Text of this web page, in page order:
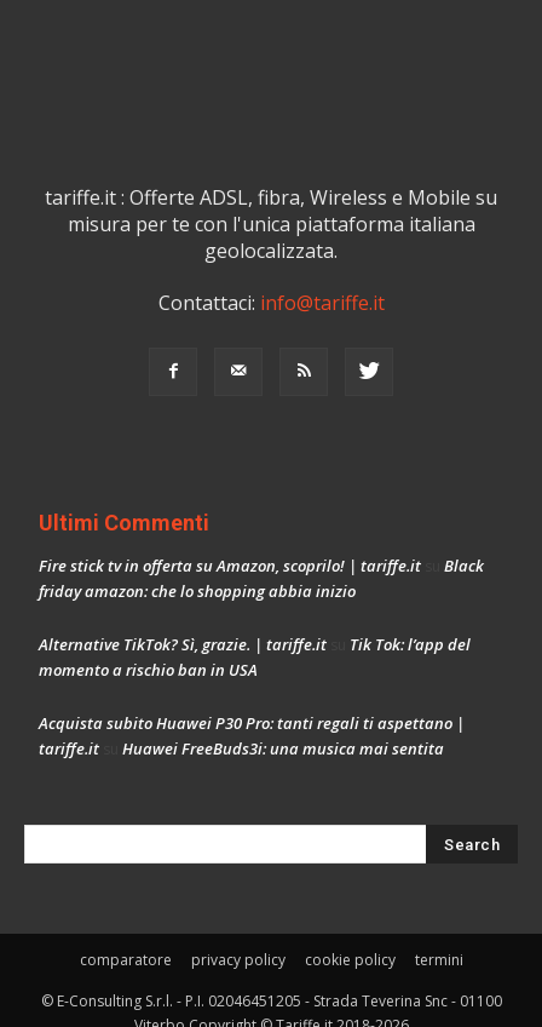
tariffe.it : Offerte ADSL, fibra, Wireless e Mobile su
misura per te con l'unica piattaforma italiana
geolocalizzata.
Contattaci: info@tariffe.it
Ultimi Commenti
Fire stick tv in offerta su Amazon, scoprilo! | tariffe.it
Black
friday amazon: che lo shopping abbia inizio
Alternative TikTok? Sì, grazie. | tariffe.it
Tik Tok: l’app del
momento a rischio ban in USA
Acquista subito Huawei P30 Pro: tanti regali ti aspettano |
tariffe.it
Huawei FreeBuds3i: una musica mai sentita
comparatore privacy policy cookie policy
termini
© E-Consulting S.r.l. - P.I. 02046451205 - Strada Teverina Snc - 01100